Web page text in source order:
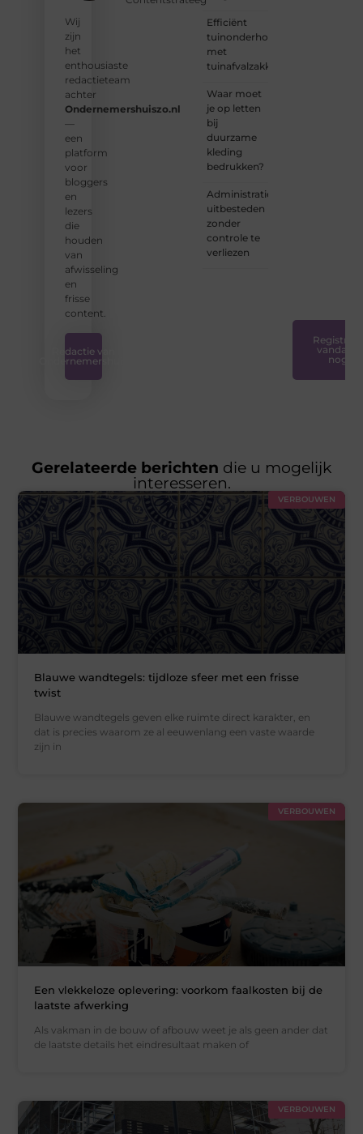
Wij
zijn
het
enthousiaste
redactieteam
achter
Ondernemershuiszo.nl
—
een
platform
voor
bloggers
en
lezers
die
houden
van
afwisseling
en
frisse
content.
Redactie van
Ondernemershuis
Efficiënt
tuinonderhoud
met
tuinafvalzakken
Waar moet
je op letten
bij
duurzame
kleding
bedrukken?
Administratie
uitbesteden
zonder
controle te
verliezen
Registreer
vandaag
nog
Gerelateerde berichten die u mogelijk
interesseren.
VERBOUWEN
Blauwe wandtegels: tijdloze sfeer met een frisse
twist
Blauwe wandtegels geven elke ruimte direct karakter, en
dat is precies waarom ze al eeuwenlang een vaste waarde
zijn in
VERBOUWEN
Een vlekkeloze oplevering: voorkom faalkosten bij de
laatste afwerking
Als vakman in de bouw of afbouw weet je als geen ander dat
de laatste details het eindresultaat maken of
VERBOUWEN